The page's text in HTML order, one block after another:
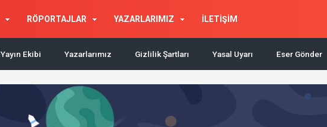
RÖPORTAJLAR YAZARLARIMIZ İLETİŞİM
Yayın Ekibi Yazarlarımız Gizlilik Şartları Yasal Uyarı Eser Gönder